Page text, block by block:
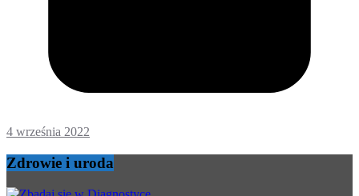
4 września 2022
Zdrowie i uroda